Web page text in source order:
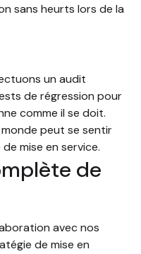
sans heurts lors de la
un audit
de régression pour
comme il se doit.
peut se sentir
mise en service.
de
avec nos
de mise en